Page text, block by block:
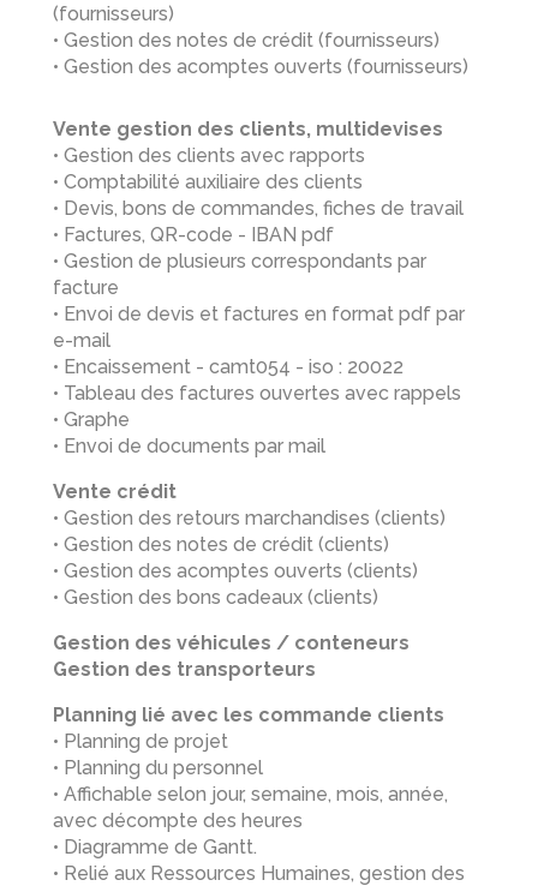
(fournisseurs)
• Gestion des notes de crédit (fournisseurs)
• Gestion des acomptes ouverts (fournisseurs)
Vente gestion des clients, multidevises
• Gestion des clients avec rapports
• Comptabilité auxiliaire des clients
• Devis, bons de commandes, fiches de travail
• Factures, QR-code - IBAN pdf
• Gestion de plusieurs correspondants par
facture
• Envoi de devis et factures en format pdf par
e-mail
• Encaissement - camt054 - iso : 20022
• Tableau des factures ouvertes avec rappels
• Graphe
• Envoi de documents par mail
Vente crédit
• Gestion des retours marchandises (clients)
• Gestion des notes de crédit (clients)
• Gestion des acomptes ouverts (clients)
• Gestion des bons cadeaux (clients)
Gestion des véhicules / conteneurs
Gestion des transporteurs
Planning lié avec les commande clients
• Planning de projet
• Planning du personnel
• Affichable selon jour, semaine, mois, année,
avec décompte des heures
• Diagramme de Gantt.
• Relié aux Ressources Humaines, gestion des